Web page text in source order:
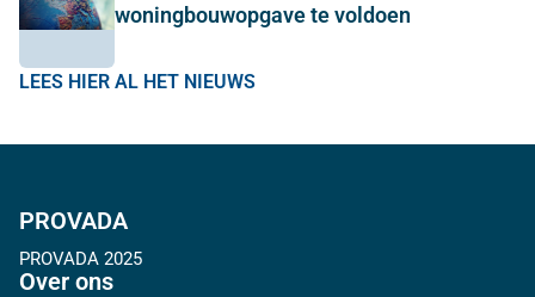
woningbouwopgave te voldoen
LEES HIER AL HET NIEUWS
PROVADA
PROVADA 2025
Over ons